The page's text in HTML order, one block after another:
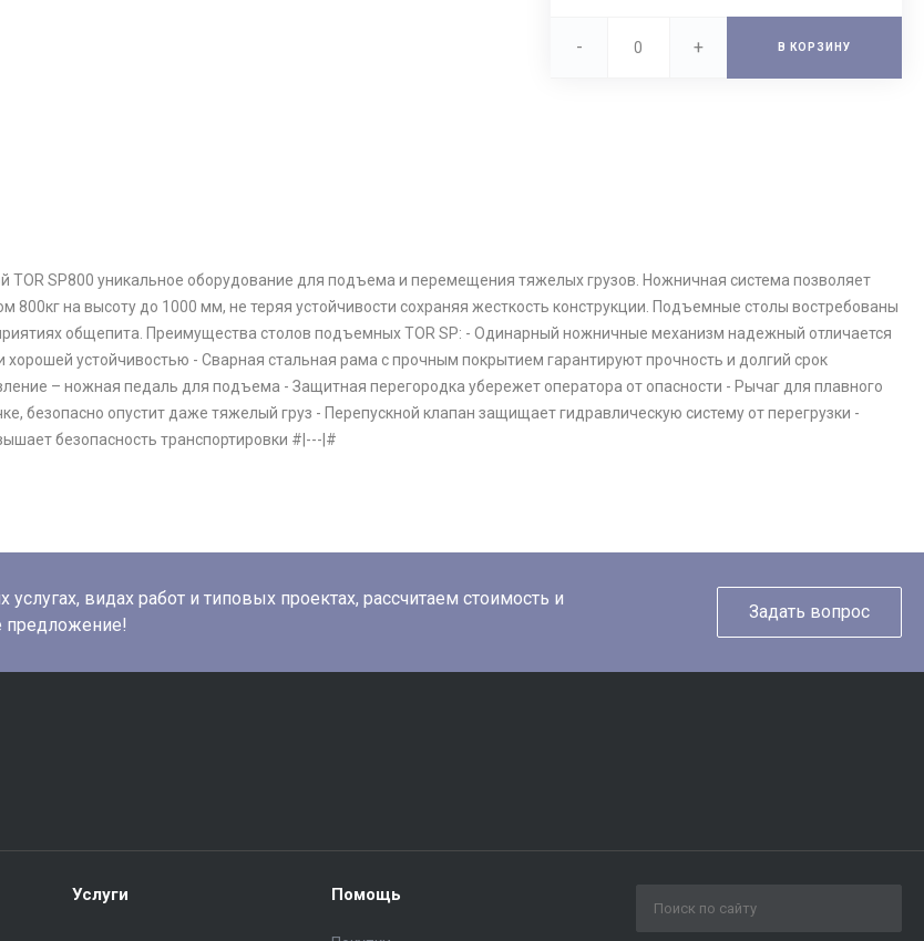
- + В КОРЗИНУ
SP800 уникальное оборудование для подъема и перемещения тяжелых грузов. Ножничная система позволяет
800кг на высоту до 1000 мм, не теряя устойчивости сохраняя жесткость конструкции. Подъемные столы востребованы
общепита. Преимущества столов подъемных TOR SP: - Одинарный ножничные механизм надежный отличается
устойчивостью - Сварная стальная рама с прочным покрытием гарантируют прочность и долгий срок
– ножная педаль для подъема - Защитная перегородка убережет оператора от опасности - Рычаг для плавного
безопасно опустит даже тяжелый груз - Перепускной клапан защищает гидравлическую систему от перегрузки -
безопасность транспортировки #|---|#
видах работ и типовых проектах, рассчитаем стоимость и
предложение!
Задать вопрос
Услуги Помощь